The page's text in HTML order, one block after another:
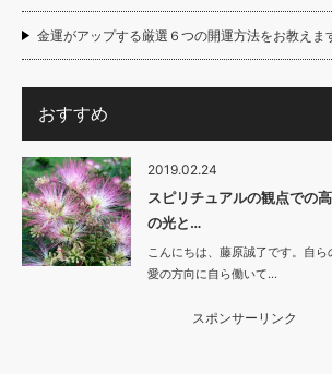
金運がアップする厳選６つの開運方法をお教えま
おすすめ
2019.02.24
スピリチュアルの観点での
の光と…
こんにちは、藤原誠了です。自ら
愛の方向に自ら働いて…
スポンサーリンク